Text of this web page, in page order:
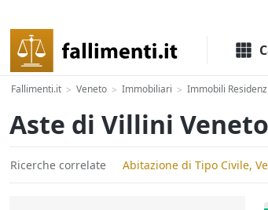
Fallimenti.it > Veneto > Immobiliari > Immobili
Aste di Villini Veneto
Ricerche correlate Abitazione di Tipo Civile,